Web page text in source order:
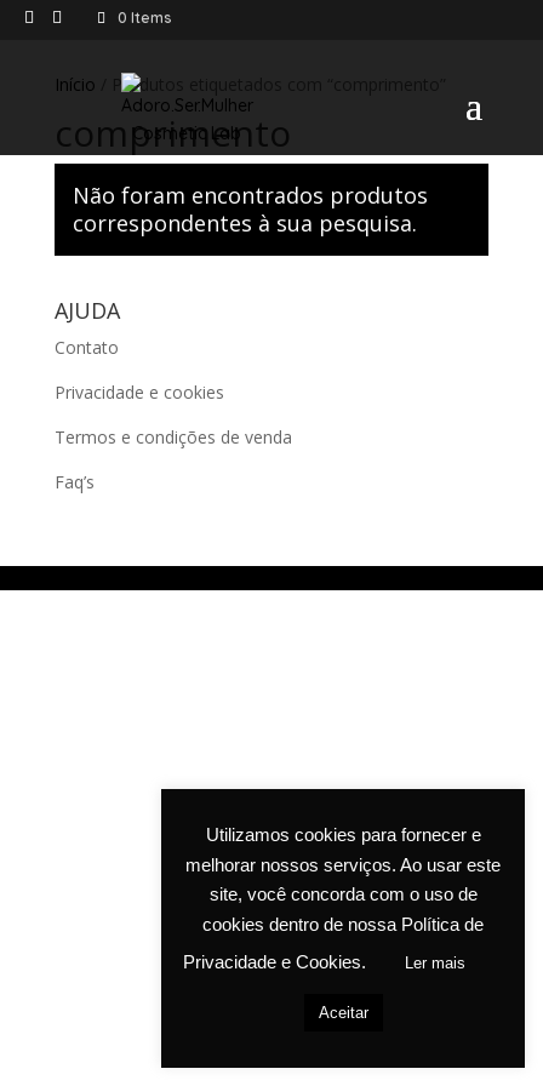
0 Items
Início / Produtos etiquetados com “comprimento”
comprimento
Não foram encontrados produtos
correspondentes à sua pesquisa.
AJUDA
Contato
Privacidade e cookies
Termos e condições de venda
Faq’s
Utilizamos cookies para fornecer e
melhorar nossos serviços. Ao usar este
site, você concorda com o uso de
cookies dentro de nossa Política de
Privacidade e Cookies.
Ler mais
Aceitar